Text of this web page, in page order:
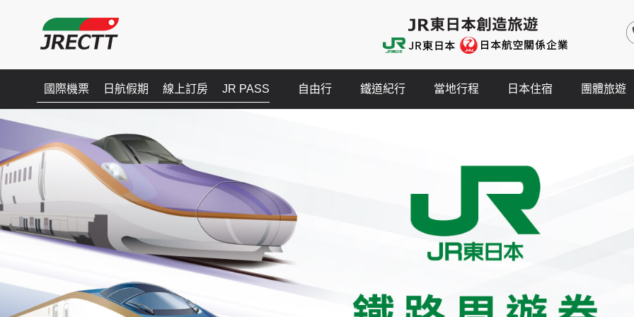
國際機票 日航假期 線上訂房 JR PASS 自由行 鐵道紀行 當地行程 日本住宿 團體旅遊